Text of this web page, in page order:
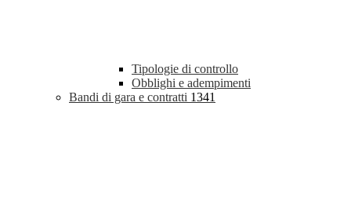
Tipologie di controllo
Obblighi e adempimenti
Bandi di gara e contratti 1341